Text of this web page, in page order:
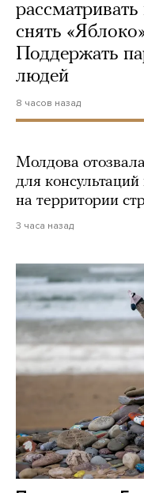
снять
Поддержать
людей
8 часов назад
Молдова
для
на территории
3 часа назад